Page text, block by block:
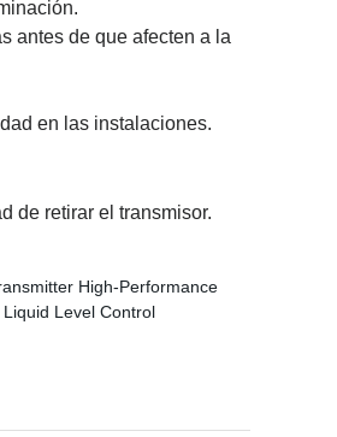
antes de que afecten a la
en las instalaciones.
de retirar el transmisor.